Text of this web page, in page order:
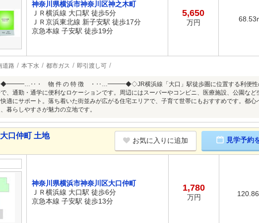
神奈川県横浜市神奈川区神之木町
ＪＲ横浜線 大口駅 徒歩5分
ＪＲ京浜東北線 新子安駅 徒歩17分
京急本線 子安駅 徒歩19分
5,650
万円
道路 本下水 都市ガス 即引渡し可
・ 物 件 の 特 徴 ・‥…━━━◆◇JR横浜線「大口」駅徒歩圏に位置する利便性の
、通勤・通学に便利なロケーションです。周辺にはスーパーやコンビニ、医療施設、公園な
適にサポート。落ち着いた街並みが広がる住宅エリアで、子育て世帯にもおすすめです。都
暮らしやすさが魅力の立地です。
口仲町 土地
お気に入りに追加 見学予約
神奈川県横浜市神奈川区大口仲町
ＪＲ横浜線 大口駅 徒歩6分
京急本線 子安駅 徒歩13分
1,780
万円